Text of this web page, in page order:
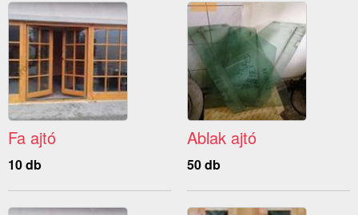
Fa ajtó
10 db
Ablak ajtó
50 db